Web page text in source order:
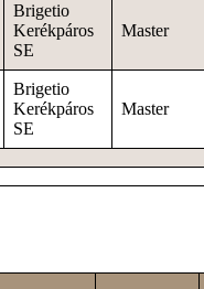
Brigetio
Kerékpáros
SE
Master
Brigetio
Kerékpáros
SE
Master